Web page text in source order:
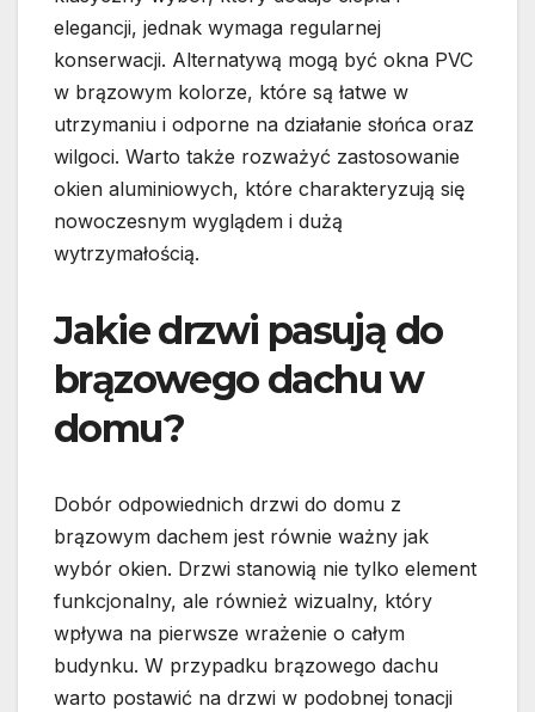
elegancji, jednak wymaga regularnej
konserwacji. Alternatywą mogą być okna PVC
w brązowym kolorze, które są łatwe w
utrzymaniu i odporne na działanie słońca oraz
wilgoci. Warto także rozważyć zastosowanie
okien aluminiowych, które charakteryzują się
nowoczesnym wyglądem i dużą
wytrzymałością.
Jakie drzwi pasują do
brązowego dachu w
domu?
Dobór odpowiednich drzwi do domu z
brązowym dachem jest równie ważny jak
wybór okien. Drzwi stanowią nie tylko element
funkcjonalny, ale również wizualny, który
wpływa na pierwsze wrażenie o całym
budynku. W przypadku brązowego dachu
warto postawić na drzwi w podobnej tonacji